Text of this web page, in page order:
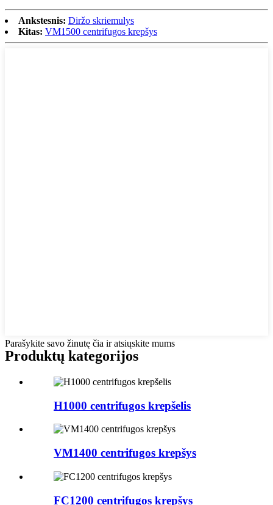
Ankstesnis: Diržo skriemulys
Kitas: VM1500 centrifugos krepšys
Parašykite savo žinutę čia ir atsiųskite mums
Produktų kategorijos
H1000 centrifugos krepšelis
VM1400 centrifugos krepšys
FC1200 centrifugos krepšys